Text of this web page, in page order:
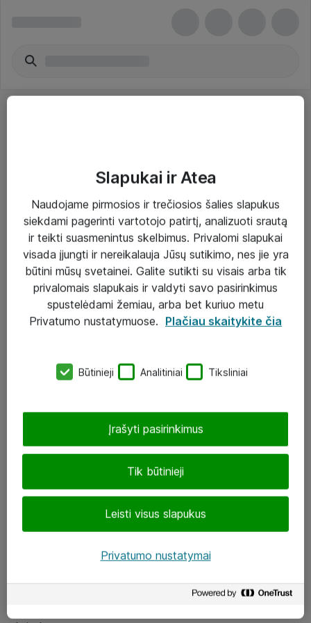
Paslaugos
Sprendimai
Įgyvendinti projektai
Atea ekspertų patarimai verslui
eShop@atea.lt
LinkedIn
Slapukai ir Atea
Naudojame pirmosios ir trečiosios šalies slapukus
siekdami pagerinti vartotojo patirtį, analizuoti srautą
ir teikti suasmenintus skelbimus. Privalomi slapukai
visada įjungti ir nereikalauja Jūsų sutikimo, nes jie yra
būtini mūsų svetainei. Galite sutikti su visais arba tik
privalomais slapukais ir valdyti savo pasirinkimus
spustelėdami žemiau, arba bet kuriuo metu
Privatumo nustatymuose. Plačiau skaitykite čia
Būtinieji Analitiniai Tiksliniai
Tik būtinieji
Leisti visus slapukus
Įrašyti pasirinkimus
Privatumo nustatymai